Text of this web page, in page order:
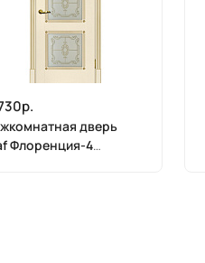
дверь
Флоренция-4